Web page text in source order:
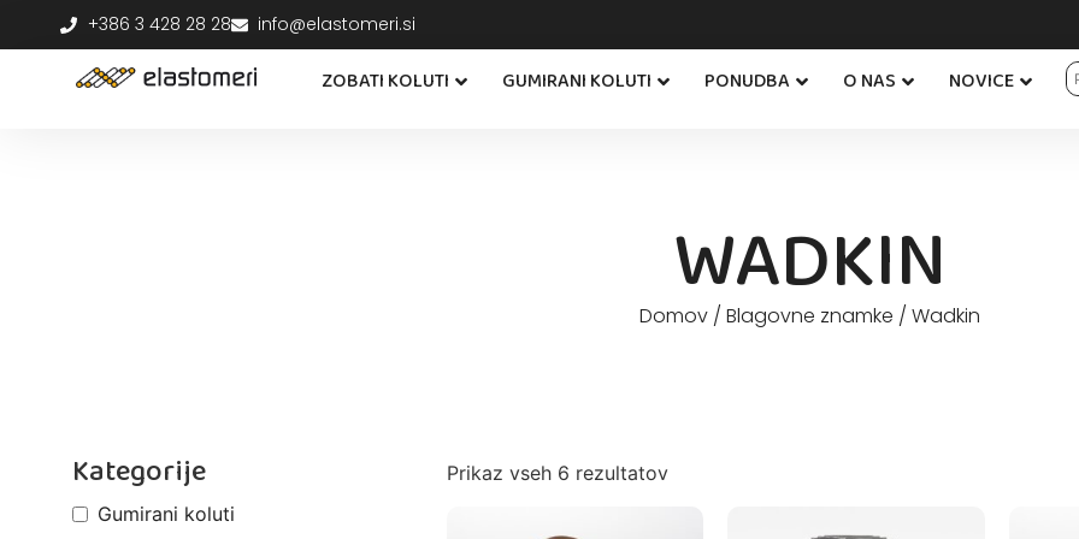
+386 3 428 28 28 info@elastomeri.si
ZOBATI KOLUTI GUMIRANI KOLUTI PONUDBA O NAS NOVICE
WADKIN
Domov/ Blagovne znamke / Wadkin
Kategorije
Gumirani koluti
Prikaz vseh 6 rezultatov